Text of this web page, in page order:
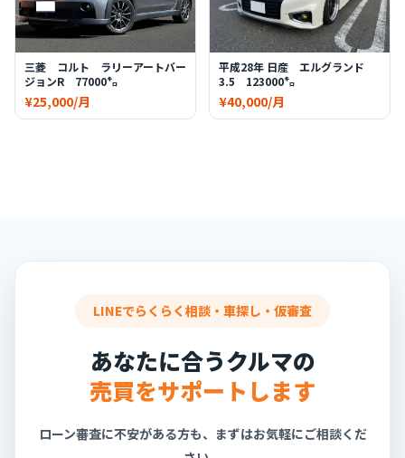
三菱 コルト ラリーアートバー
ジョンR 77000㌔
¥25,000/月
平成28年 日産 エルグランド
3.5 123000㌔
¥40,000/月
LINEでらくらく相談・車探し・仮審査
あなたに合うクルマの
売買をサポートします
ローン審査に不安がある方も、まずはお気軽にご相談くだ